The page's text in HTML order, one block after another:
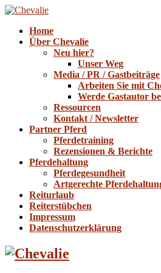
Home
Über Chevalie
Neu hier?
Unser Weg
Media / PR / Gastbeiträge
Arbeiten Sie mit
Werde Gastautor
Ressourcen
Kontakt / Newsletter
Partner Pferd
Pferdetraining
Rezensionen & Berichte
Pferdehaltung
Pferdegesundheit
Artgerechte
Reiturlaub
Reiterstübchen
Impressum
Datenschutzerklärung